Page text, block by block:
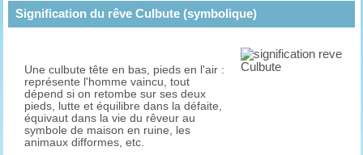
Signification du rêve Culbute (symbolique)
Une culbute tête en bas, pieds en l'air :
représente l'homme vaincu, tout
dépend si on retombe sur ses deux
pieds, lutte et équilibre dans la défaite,
équivaut dans la vie du rêveur au
symbole de maison en ruine, les
animaux difformes, etc.